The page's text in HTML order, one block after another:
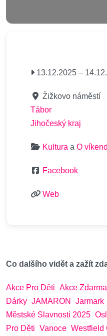
13.12.2025 –
Žižkovo náměstí
Tábor
Jihočeský kraj
Kultura a O
Facebook
Web
Co dalšího vidět a zažít
Akce Pro Děti Akce Zdarma
Dárky JAMARON Jarmark
Městské Slavnosti 2025
Pro Děti Vanoce Westfield